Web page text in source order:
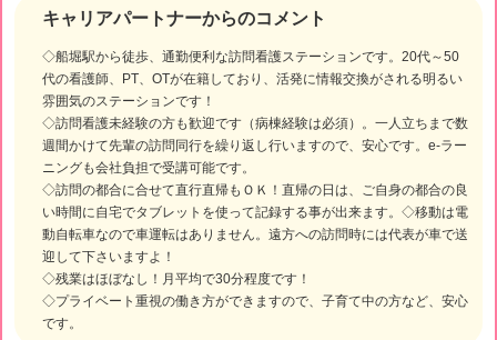
キャリアパートナーからのコメント
◇船堀駅から徒歩、通勤便利な訪問看護ステーションです。20代～50
代の看護師、PT、OTが在籍しており、活発に情報交換がされる明るい
雰囲気のステーションです！
◇訪問看護未経験の方も歓迎です（病棟経験は必須）。一人立ちまで数
週間かけて先輩の訪問同行を繰り返し行いますので、安心です。e-ラー
ニングも会社負担で受講可能です。
◇訪問の都合に合せて直行直帰もＯＫ！直帰の日は、ご自身の都合の良
い時間に自宅でタブレットを使って記録する事が出来ます。◇移動は電
動自転車なので車運転はありません。遠方への訪問時には代表が車で送
迎して下さいますよ！
◇残業はほぼなし！月平均で30分程度です！
◇プライベート重視の働き方ができますので、子育て中の方など、安心
です。